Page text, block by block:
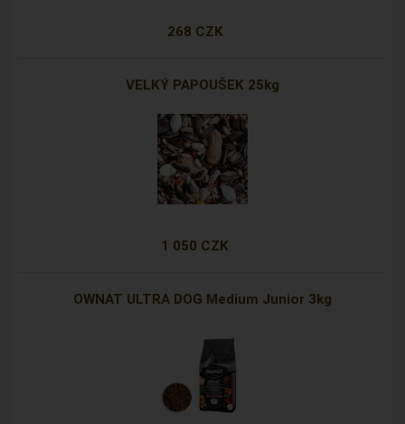
268 CZK
VELKÝ PAPOUŠEK 25kg
1 050 CZK
OWNAT ULTRA DOG Medium Junior 3kg